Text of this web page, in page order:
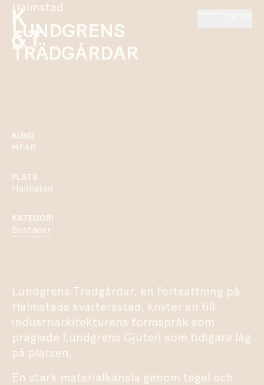
Halmstad
LUNDGRENS
TRÄDGÅRDAR
KUND
HFAB
PLATS
Halmstad
KATEGORI
Bostäder
Lundgrens Trädgårdar, en fortsättning på
Halmstads kvartersstad, knyter an till
industriarkitekturens formspråk som
präglade Lundgrens Gjuteri som tidigare låg
på platsen.
En stark materialkänsla genom tegel och